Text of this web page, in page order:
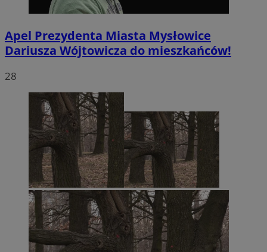
Apel Prezydenta Miasta Mysłowice
Dariusza Wójtowicza do mieszkańców!
28